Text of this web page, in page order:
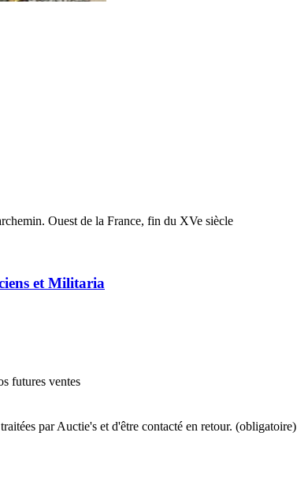
Ouest de la France, fin du XVe siècle
et Militaria
futures ventes
par Auctie's et d'être contacté en retour. (obligatoire)